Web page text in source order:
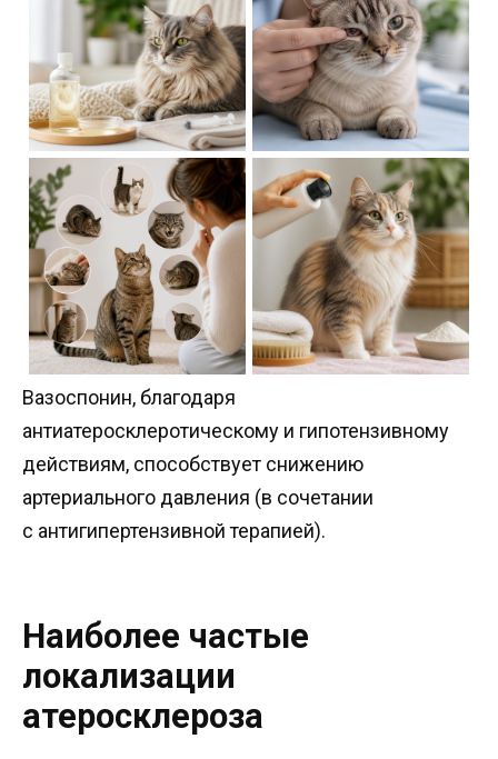
Вазоспонин, благодаря
антиатеросклеротическому и гипотензивному
действиям, способствует снижению
артериального давления (в сочетании
с антигипертензивной терапией).
Наиболее частые
локализации
атеросклероза